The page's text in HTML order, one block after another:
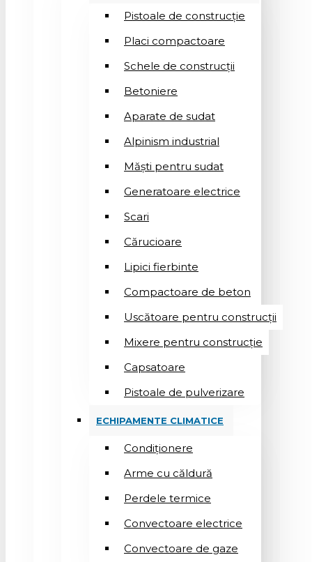
Pistoale de construcție
Placi compactoare
Schele de construcții
Betoniere
Aparate de sudat
Alpinism industrial
Măști pentru sudat
Generatoare electrice
Scari
Cărucioare
Lipici fierbinte
Compactoare de beton
Uscătoare pentru construcții
Mixere pentru construcție
Capsatoare
Pistoale de pulverizare
ECHIPAMENTE CLIMATICE
Condiționere
Arme cu căldură
Perdele termice
Convectoare electrice
Convectoare de gaze